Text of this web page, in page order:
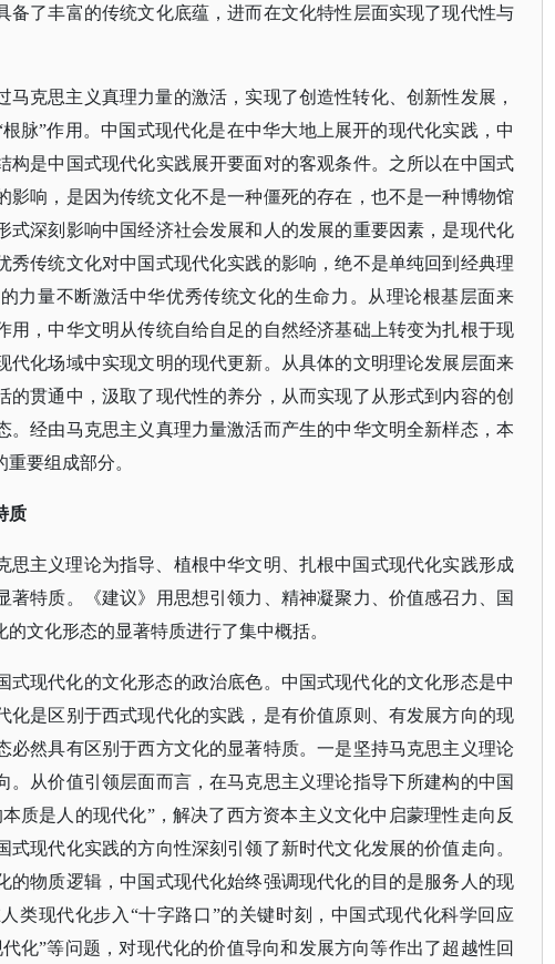
备了丰富的传统文化底蕴，进而在文化特性层面实现了现代性与
马克思主义真理力量的激活，实现了创造性转化、创新性发展，
根脉”作用。中国式现代化是在中华大地上展开的现代化实践，中
构是中国式现代化实践展开要面对的客观条件。之所以在中国式
影响，是因为传统文化不是一种僵死的存在，也不是一种博物馆
式深刻影响中国经济社会发展和人的发展的重要因素，是现代化
秀传统文化对中国式现代化实践的影响，绝不是单纯回到经典理
力量不断激活中华优秀传统文化的生命力。从理论根基层面来
用，中华文明从传统自给自足的自然经济基础上转变为扎根于现
代化场域中实现文明的现代更新。从具体的文明理论发展层面来
的贯通中，汲取了现代性的养分，从而实现了从形式到内容的创
。经由马克思主义真理力量激活而产生的中华文明全新样态，本
要组成部分。
质
思主义理论为指导、植根中华文明、扎根中国式现代化实践形成
著特质。《建议》用思想引领力、精神凝聚力、价值感召力、国
文化形态的显著特质进行了集中概括。
式现代化的文化形态的政治底色。中国式现代化的文化形态是中
化是区别于西式现代化的实践，是有价值原则、有发展方向的现
必然具有区别于西方文化的显著特质。一是坚持马克思主义理论
。从价值引领层面而言，在马克思主义理论指导下所建构的中国
质是人的现代化”，解决了西方资本主义文化中启蒙理性走向反
现代化实践的方向性深刻引领了新时代文化发展的价值走向。
的物质逻辑，中国式现代化始终强调现代化的目的是服务人的现
类现代化步入“十字路口”的关键时刻，中国式现代化科学回应
化”等问题，对现代化的价值导向和发展方向等作出了超越性回